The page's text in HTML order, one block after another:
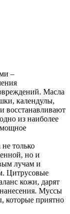
–
Масла
календулы,
восстанавливают
из наиболее
только
но и
лучам и
Цитрусовые
кожи, дарят
Муссы
которые приятно